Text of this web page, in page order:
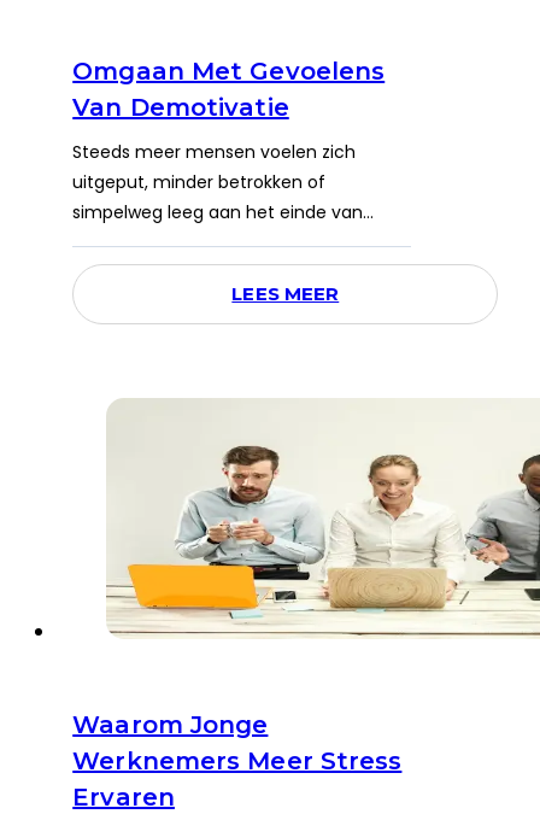
Omgaan Met Gevoelens
Van Demotivatie
Steeds meer mensen voelen zich
uitgeput, minder betrokken of
simpelweg leeg aan het einde van…
LEES MEER
Waarom Jonge
Werknemers Meer Stress
Ervaren